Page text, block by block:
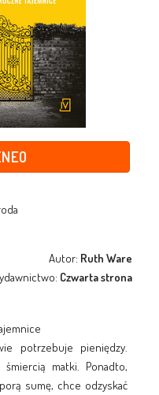
Autor: Ruth Ware
Czwarta strona
potrzebuje pieniędzy.
matki. Ponadto,
sumę, chce odzyskać